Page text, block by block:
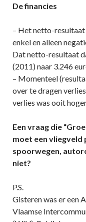
De financies
– Het netto-resultaat
enkel en alleen
Dat netto-resultaat
(2011) naar 3.246
– Momenteel
over te dragen
verlies was ooit
Een vraag die
moet een vliegveld
spoorwegen,
niet?
P.S.
Gisteren was er een
Vlaamse